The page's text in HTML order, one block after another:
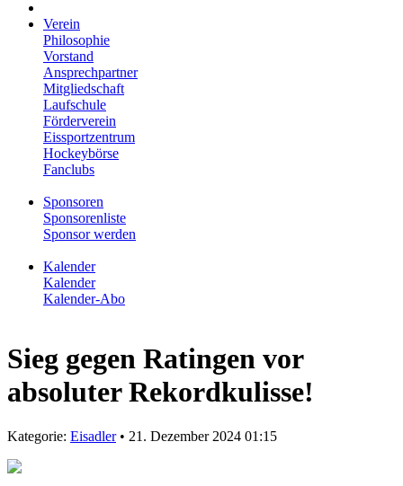
Verein
Philosophie
Vorstand
Ansprechpartner
Mitgliedschaft
Laufschule
Förderverein
Eissportzentrum
Hockeybörse
Fanclubs
Sponsoren
Sponsorenliste
Sponsor werden
Kalender
Kalender
Kalender-Abo
Sieg gegen Ratingen vor
absoluter Rekordkulisse!
Kategorie: Eisadler• 21. Dezember 2024 01:15